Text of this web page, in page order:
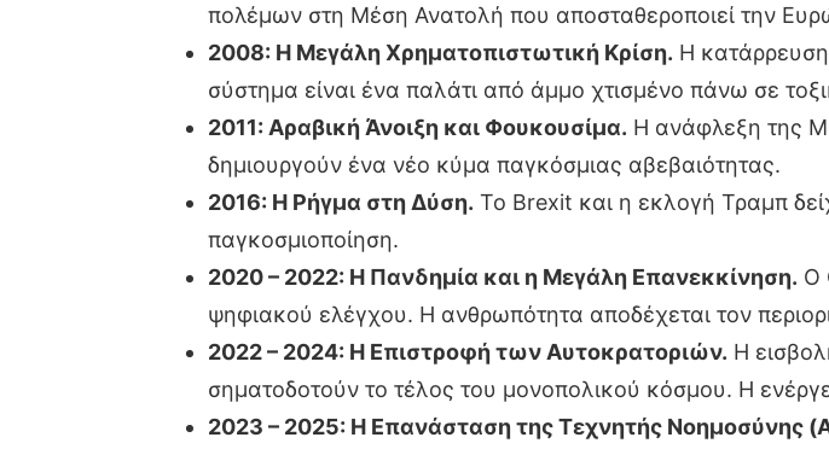
πολέμων στη Μέση Ανατολή που αποσταθεροποιεί την
2008: Η Μεγάλη Χρηματοπιστωτική Κρίση. Η κατάρρευση
σύστημα είναι ένα παλάτι από άμμο χτισμένο πάνω σε
2011: Αραβική Άνοιξη και Φουκουσίμα. Η ανάφλεξη της
δημιουργούν ένα νέο κύμα παγκόσμιας αβεβαιότητας.
2016: Η Ρήγμα στη Δύση. Το Brexit και η εκλογή Τραμπ
παγκοσμιοποίηση.
2020 – 2022: Η Πανδημία και η Μεγάλη Επανεκκίνηση. Ο
ψηφιακού ελέγχου. Η ανθρωπότητα αποδέχεται τον
2022 – 2024: Η Επιστροφή των Αυτοκρατοριών. Η
σηματοδοτούν το τέλος του μονοπολικού κόσμου. Η
2023 – 2025: Η Επανάσταση της Τεχνητής Νοημοσύνης